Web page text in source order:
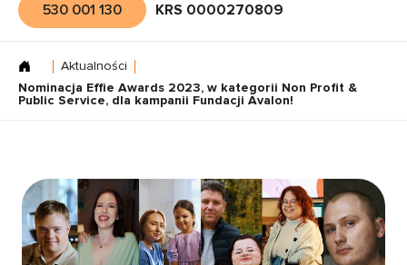
530 001 130
KRS 0000270809
Aktualności
Nominacja Effie Awards 2023, w kategorii Non Profit &
Public Service, dla kampanii Fundacji Avalon!